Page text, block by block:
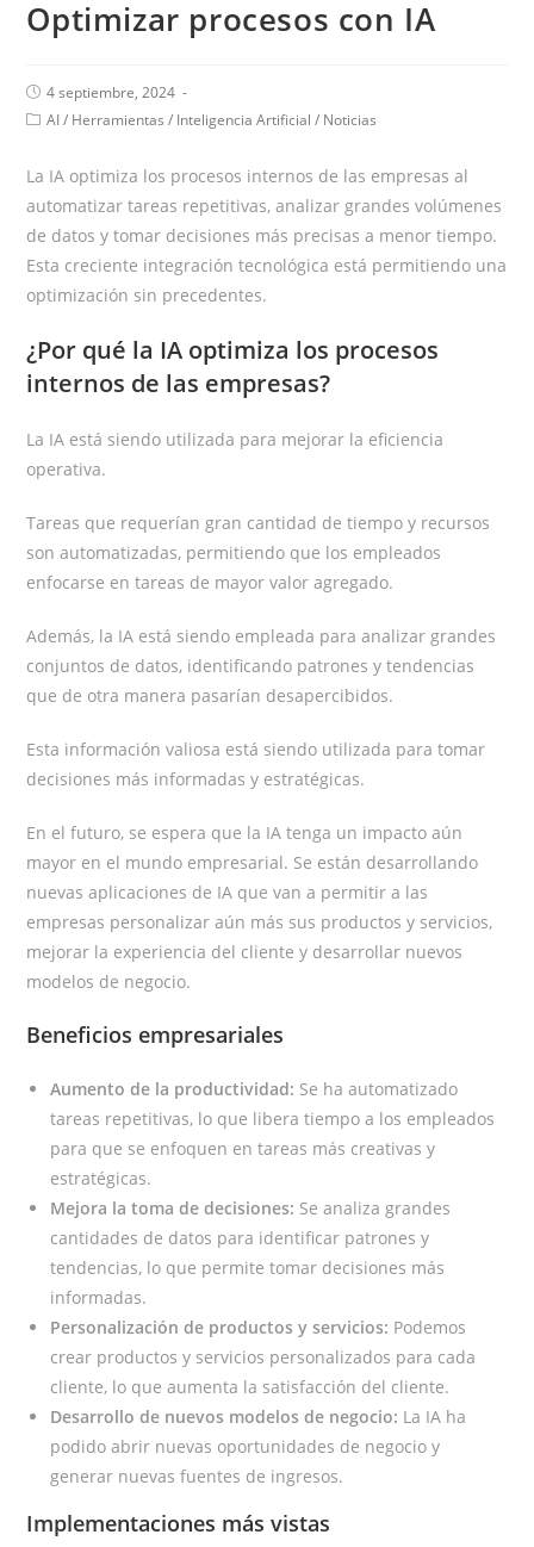
Optimizar procesos con IA
4 septiembre, 2024
AI/ Herramientas / Inteligencia Artificial / Noticias
La IA optimiza los procesos internos de las empresas al
automatizar tareas repetitivas, analizar grandes volúmenes
de datos y tomar decisiones más precisas a menor tiempo.
Esta creciente integración tecnológica está permitiendo una
optimización sin precedentes.
¿Por qué la IA optimiza los procesos
internos de las empresas?
La IA está siendo utilizada para mejorar la eficiencia
operativa.
Tareas que requerían gran cantidad de tiempo y recursos
son automatizadas, permitiendo que los empleados
enfocarse en tareas de mayor valor agregado.
Además, la IA está siendo empleada para analizar grandes
conjuntos de datos, identificando patrones y tendencias
que de otra manera pasarían desapercibidos.
Esta información valiosa está siendo utilizada para tomar
decisiones más informadas y estratégicas.
En el futuro, se espera que la IA tenga un impacto aún
mayor en el mundo empresarial. Se están desarrollando
nuevas aplicaciones de IA que van a permitir a las
empresas personalizar aún más sus productos y servicios,
mejorar la experiencia del cliente y desarrollar nuevos
modelos de negocio.
Beneficios empresariales
Aumento de la productividad: Se ha automatizado
tareas repetitivas, lo que libera tiempo a los empleados
para que se enfoquen en tareas más creativas y
estratégicas.
Mejora la toma de decisiones: Se analiza grandes
cantidades de datos para identificar patrones y
tendencias, lo que permite tomar decisiones más
informadas.
Personalización de productos y servicios: Podemos
crear productos y servicios personalizados para cada
cliente, lo que aumenta la satisfacción del cliente.
Desarrollo de nuevos modelos de negocio: La IA ha
podido abrir nuevas oportunidades de negocio y
generar nuevas fuentes de ingresos.
Implementaciones más vistas